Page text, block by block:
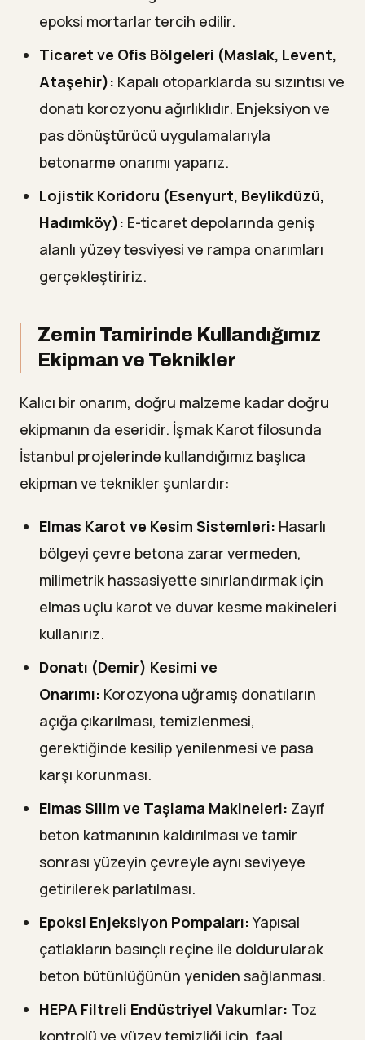
epoksi mortarlar tercih edilir.
Ticaret ve Ofis Bölgeleri (Maslak, Levent,
Ataşehir): Kapalı otoparklarda su sızıntısı ve
donatı korozyonu ağırlıklıdır. Enjeksiyon ve
pas dönüştürücü uygulamalarıyla
betonarme onarımı yaparız.
Lojistik Koridoru (Esenyurt, Beylikdüzü,
Hadımköy): E-ticaret depolarında geniş
alanlı yüzey tesviyesi ve rampa onarımları
gerçekleştiririz.
Zemin Tamirinde Kullandığımız
Ekipman ve Teknikler
Kalıcı bir onarım, doğru malzeme kadar doğru
ekipmanın da eseridir. İşmak Karot filosunda
İstanbul projelerinde kullandığımız başlıca
ekipman ve teknikler şunlardır:
Elmas Karot ve Kesim Sistemleri: Hasarlı
bölgeyi çevre betona zarar vermeden,
milimetrik hassasiyette sınırlandırmak için
elmas uçlu karot ve duvar kesme makineleri
kullanırız.
Donatı (Demir) Kesimi ve
Onarımı: Korozyona uğramış donatıların
açığa çıkarılması, temizlenmesi,
gerektiğinde kesilip yenilenmesi ve pasa
karşı korunması.
Elmas Silim ve Taşlama Makineleri: Zayıf
beton katmanının kaldırılması ve tamir
sonrası yüzeyin çevreyle aynı seviyeye
getirilerek parlatılması.
Epoksi Enjeksiyon Pompaları:Yapısal
çatlakların basınçlı reçine ile doldurularak
beton bütünlüğünün yeniden sağlanması.
HEPA Filtreli Endüstriyel Vakumlar: Toz